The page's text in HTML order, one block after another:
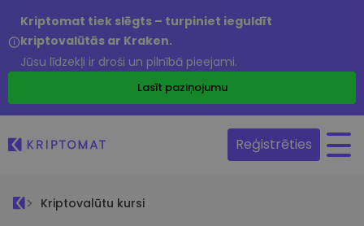
Kriptomat tiek slēgts – turpiniet ieguldīt
kriptovalūtās ar Kraken.
Jūsu līdzekļi ir droši un pilnībā pieejami.
Lasīt paziņojumu
Reģistrēties
Kriptovalūtu kursi